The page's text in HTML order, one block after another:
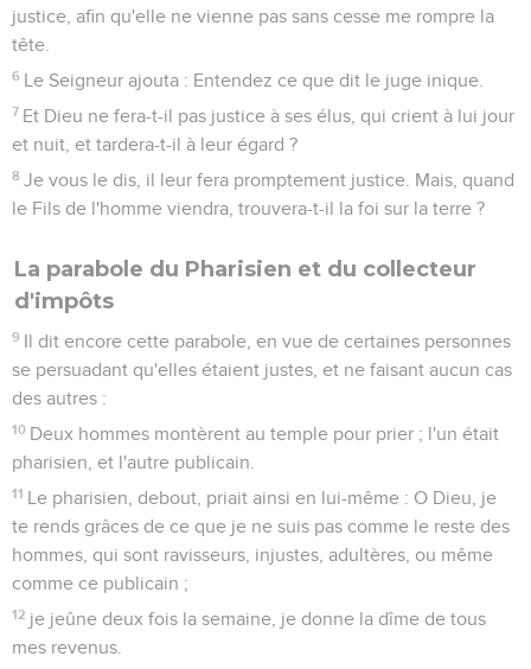
justice, afin qu'elle ne vienne pas sans cesse me rompre la
tête.
6 Le Seigneur ajouta : Entendez ce que dit le juge inique.
7 Et Dieu ne fera-t-il pas justice à ses élus, qui crient à lui jour
et nuit, et tardera-t-il à leur égard ?
8 Je vous le dis, il leur fera promptement justice. Mais, quand
le Fils de l'homme viendra, trouvera-t-il la foi sur la terre ?
La parabole du Pharisien et du collecteur
d'impôts
9 Il dit encore cette parabole, en vue de certaines personnes
se persuadant qu'elles étaient justes, et ne faisant aucun cas
des autres :
10 Deux hommes montèrent au temple pour prier ; l'un était
pharisien, et l'autre publicain.
11 Le pharisien, debout, priait ainsi en lui-même : O Dieu, je
te rends grâces de ce que je ne suis pas comme le reste des
hommes, qui sont ravisseurs, injustes, adultères, ou même
comme ce publicain ;
12 je jeûne deux fois la semaine, je donne la dîme de tous
mes revenus.